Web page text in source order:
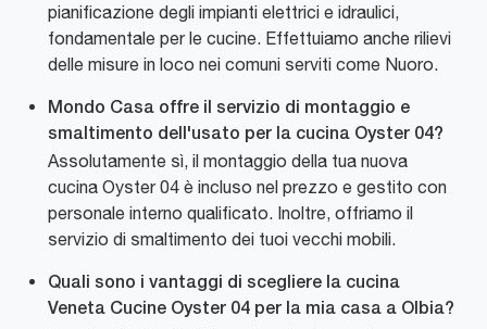
pianificazione degli impianti elettrici e idraulici,
fondamentale per le cucine. Effettuiamo anche rilievi
delle misure in loco nei comuni serviti come Nuoro.
Mondo Casa offre il servizio di montaggio e
smaltimento dell'usato per la cucina Oyster 04?
Assolutamente sì, il montaggio della tua nuova
cucina Oyster 04 è incluso nel prezzo e gestito con
personale interno qualificato. Inoltre, offriamo il
servizio di smaltimento dei tuoi vecchi mobili.
Quali sono i vantaggi di scegliere la cucina
Veneta Cucine Oyster 04 per la mia casa a Olbia?